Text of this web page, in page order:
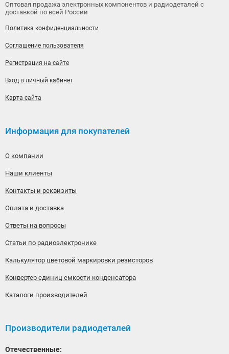
Оптовая продажа электронных компонентов и радиодеталей с
доставкой по всей России
Политика конфиденциальности
Соглашение пользователя
Регистрация на сайте
Вход в личный кабинет
Карта сайта
Информация для покупателей
О компании
Наши клиенты
Контакты и реквизиты
Оплата и доставка
Ответы на вопросы
Статьи по радиоэлектронике
Калькулятор цветовой маркировки резисторов
Конвертер единиц емкости конденсатора
Каталоги производителей
Производители радиодеталей
Отечественные: